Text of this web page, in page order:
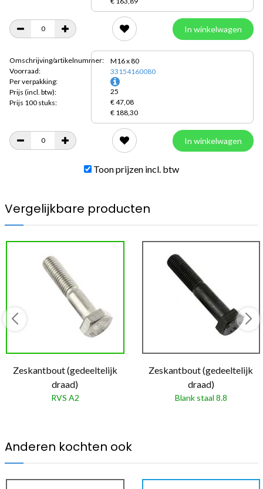
In winkelwagen
Omschrijving/artikelnummer:
Voorraad:
Per verpakking:
Prijs (incl. btw):
Prijs 100 stuks:
M16 x 80
33154160080
25
€ 47,08
€ 188,30
In winkelwagen
Toon prijzen incl. btw
Vergelijkbare producten
Zeskantbout (gedeeltelijk
draad)
RVS A2
Zeskantbout (gedeeltelijk
draad)
Blank staal 8.8
Anderen kochten ook